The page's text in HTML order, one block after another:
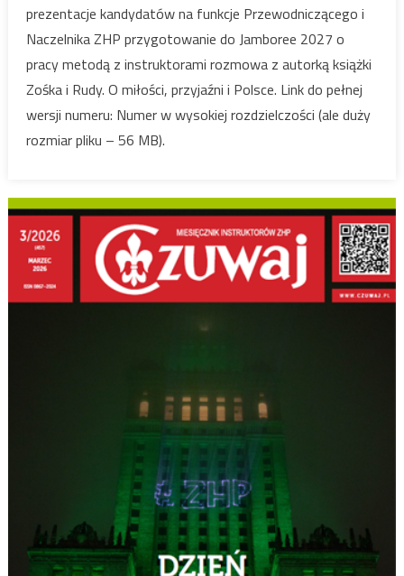
prezentacje kandydatów na funkcje Przewodniczącego i
Naczelnika ZHP przygotowanie do Jamboree 2027 o
pracy metodą z instruktorami rozmowa z autorką książki
Zośka i Rudy. O miłości, przyjaźni i Polsce. Link do pełnej
wersji numeru: Numer w wysokiej rozdzielczości (ale duży
rozmiar pliku – 56 MB).